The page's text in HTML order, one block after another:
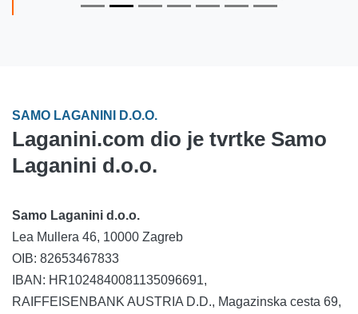
SAMO LAGANINI D.O.O.
Laganini.com dio je tvrtke Samo
Laganini d.o.o.
Samo Laganini d.o.o.
Lea Mullera 46, 10000 Zagreb
OIB: 82653467833
IBAN: HR1024840081135096691,
RAIFFEISENBANK AUSTRIA D.D., Magazinska cesta 69,